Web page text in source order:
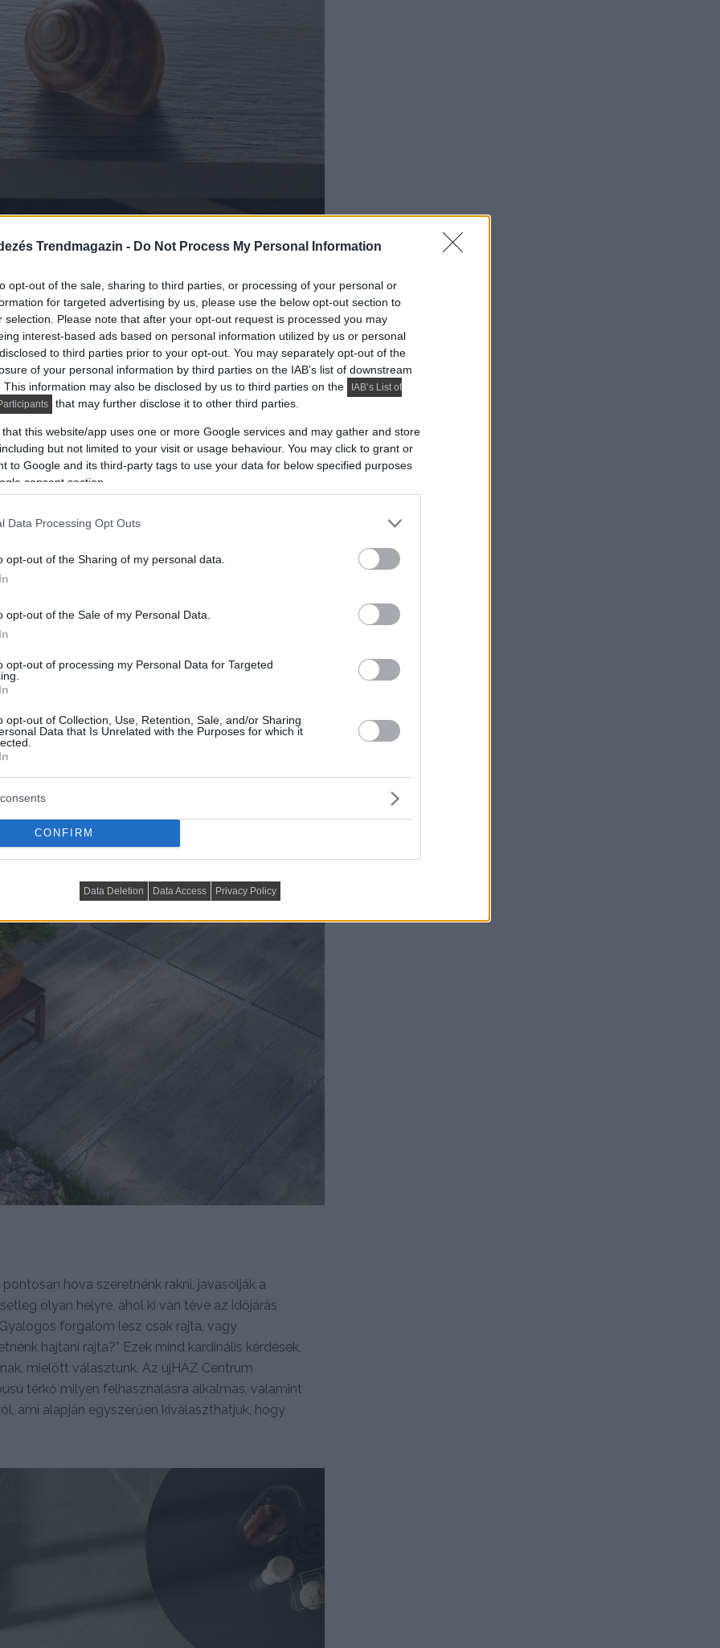
Trendmagazin - Do Not Process My Personal Information
opt-out of the sale, sharing to third parties, or processing of your personal or
for targeted advertising by us, please use the below opt-out section to
selection. Please note that after your opt-out request is processed you may
interest-based ads based on personal information utilized by us or personal
to third parties prior to your opt-out. You may separately opt-out of the
of your personal information by third parties on the IAB’s list of downstream
This information may also be disclosed by us to third parties on the
IAB’s List of
that may further disclose it to other third parties.
that this website/app uses one or more Google services and may gather and store
but not limited to your visit or usage behaviour. You may click to grant or
to Google and its third-party tags to use your data for below specified purposes
consent section.
Data Processing Opt Outs
opt-out of the Sharing of my personal data.
opt-out of the Sale of my Personal Data.
opt-out of processing my Personal Data for Targeted
opt-out of Collection, Use, Retention, Sale, and/or Sharing
Data that Is Unrelated with the Purposes for which it
CONFIRM
Data Deletion Data Access Privacy Policy
hogy a választék elképesztően színes. Ma már
amelyek között nagy a különbség. A természetes
és bányászati szempontok, standardizált méret
nem utolsósorban új esztétikai igények
kültéri hidegburkolatok alkalmazását. Szakértők
térkövek ára általában drágább, mint a
átgondolni, hogy megéri-e ezzel burkolni a
térkövek is tudják hozni azt a minőséget és
lefedésére különféle megmunkálással,
ásványokból készülhetnek. A mesterséges
betonból is. Ezek közül az utóbbi a
hova szeretnénk rakni, javasolják a
olyan helyre, ahol ki van téve az időjárás
forgalom lesz csak rajta, vagy
hajtani rajta?” Ezek mind kardinális kérdések,
mielőtt választunk. Az újHÁZ Centrum
térkő milyen felhasználásra alkalmas, valamint
ami alapján egyszerűen kiválaszthatjuk, hogy